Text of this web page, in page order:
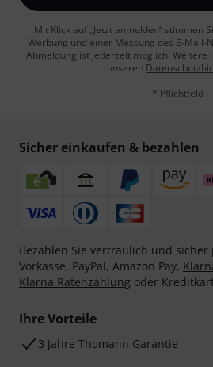
Mit Klick auf „Jetzt anmelden“ stimmen
Werbung und einer Messung des E-Mail-
Abmeldung ist jederzeit möglich. Weitere
unseren
* Pflichtfeld
Sicher einkaufen & bezahlen
Bezahlen Sie vertraulich und sicher
Vorkasse, PayPal, Amazon Pay,
Klarna Ratenzahlung oder
Ihre Vorteile
3 Jahre Thomann Garantie